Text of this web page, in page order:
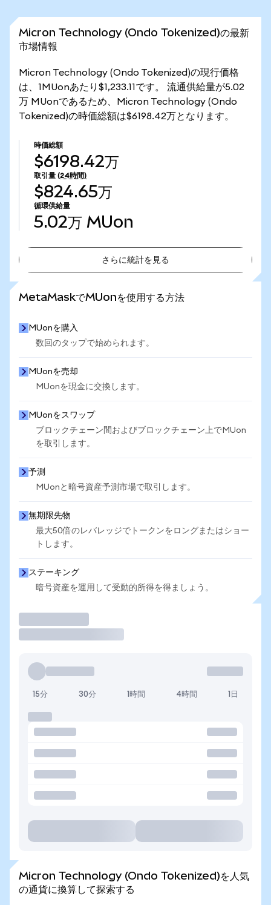
Micron Technology (Ondo Tokenized)の最新
市場情報
Micron Technology (Ondo Tokenized)の現行価格
は、1MUonあたり$1,233.11です。 流通供給量が5.02
万 MUonであるため、Micron Technology (Ondo
Tokenized)の時価総額は$6198.42万となります。
時価総額
$6198.42万
取引量 (24時間)
$824.65万
循環供給量
5.02万 MUon
さらに統計を見る
MetaMaskでMUonを使用する方法
MUonを購入
数回のタップで始められます。
MUonを売却
MUonを現金に交換します。
MUonをスワップ
ブロックチェーン間およびブロックチェーン上でMUon
を取引します。
予測
MUonと暗号資産予測市場で取引します。
無期限先物
最大50倍のレバレッジでトークンをロングまたはショー
トします。
ステーキング
暗号資産を運用して受動的所得を得ましょう。
15分 30分 1時間 4時間 1日
Micron Technology (Ondo Tokenized)を人気
の通貨に換算して探索する